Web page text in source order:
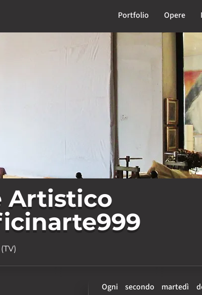
Portfolio Opere
Artistico
Ogni secondo martedì